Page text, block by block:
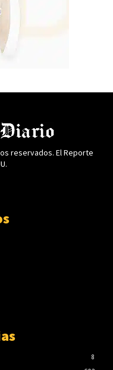
reservados. El Reporte
8